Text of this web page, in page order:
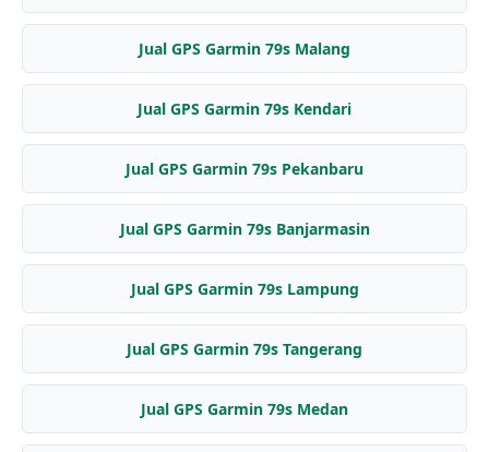
Jual GPS Garmin 79s Malang
Jual GPS Garmin 79s Kendari
Jual GPS Garmin 79s Pekanbaru
Jual GPS Garmin 79s Banjarmasin
Jual GPS Garmin 79s Lampung
Jual GPS Garmin 79s Tangerang
Jual GPS Garmin 79s Medan